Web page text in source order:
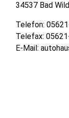
34537 Bad
Telefon:
Telefax:
E-Mail: